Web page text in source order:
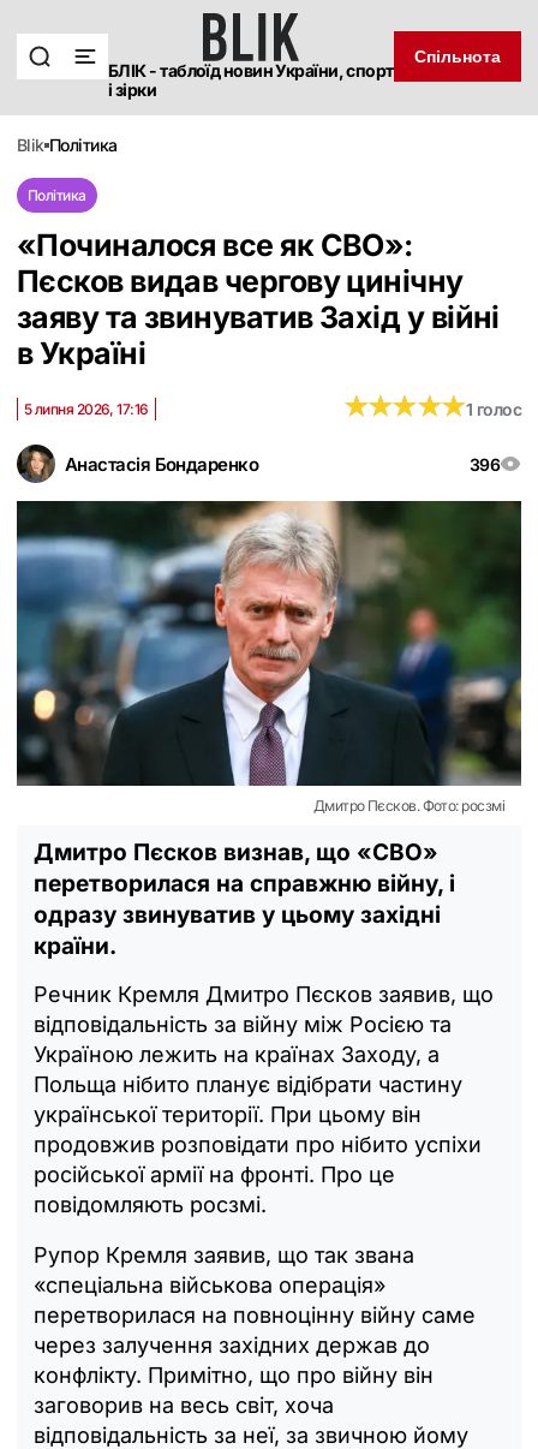
БЛІК - таблоїд новин України, спорт
і зірки
Спільнота
blik політика
Політика
«Починалося все як СВО»:
Пєсков видав чергову цинічну
заяву та звинуватив Захід у війні
в Україні
Анастасія Бондаренко 396
5 липня 2026, 17:16 ★★★★★
★★★★★1 голос
Дмитро Пєсков. Фото: росзмі
Дмитро Пєсков визнав, що «СВО»
перетворилася на справжню війну, і
одразу звинуватив у цьому західні
країни.
Речник Кремля Дмитро Пєсков заявив, що
відповідальність за війну між Росією та
Україною лежить на країнах Заходу, а
Польща нібито планує відібрати частину
української території. При цьому він
продовжив розповідати про нібито успіхи
російської армії на фронті. Про це
повідомляють росзмі.
Рупор Кремля заявив, що так звана
«спеціальна військова операція»
перетворилася на повноцінну війну саме
через залучення західних держав до
конфлікту. Примітно, що про війну він
заговорив на весь світ, хоча
відповідальність за неї, за звичною йому